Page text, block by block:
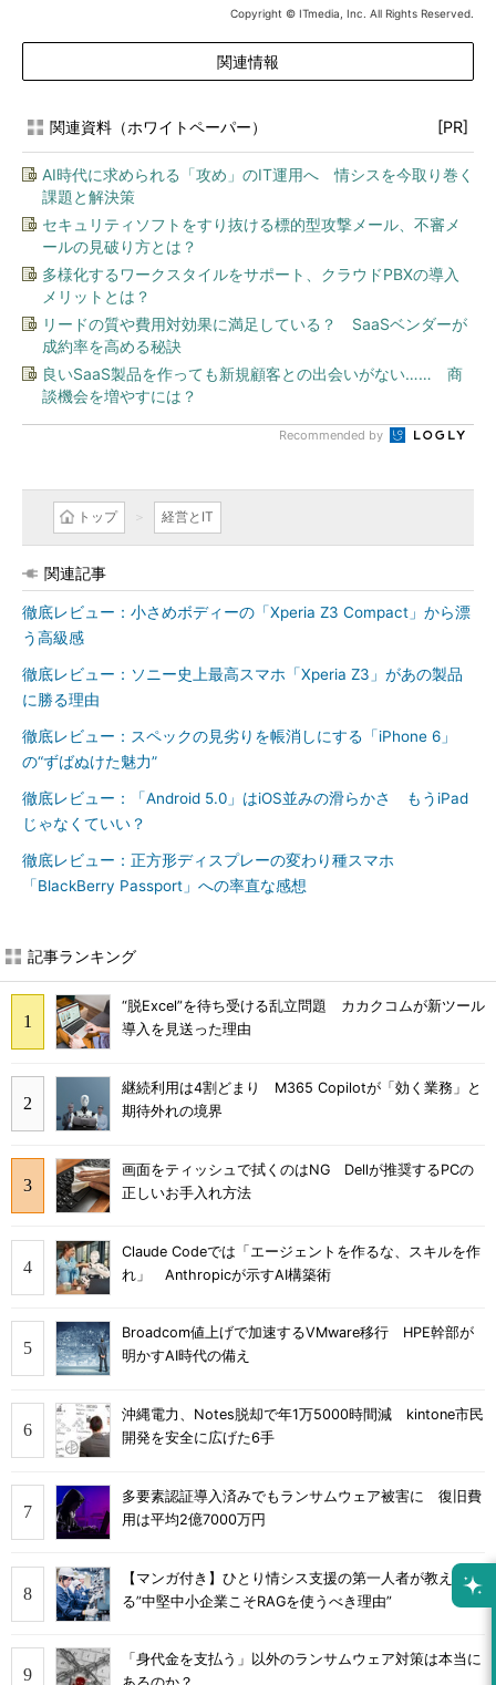
Copyright © ITmedia, Inc. All Rights Reserved.
関連情報
関連資料（ホワイトペーパー） [PR]
AI時代に求められる「攻め」のIT運用へ 情シスを今取り巻く
課題と解決策
セキュリティソフトをすり抜ける標的型攻撃メール、不審メ
ールの見破り方とは？
多様化するワークスタイルをサポート、クラウドPBXの導入
メリットとは？
リードの質や費用対効果に満足している？ SaaSベンダーが
成約率を高める秘訣
良いSaaS製品を作っても新規顧客との出会いがない…… 商
談機会を増やすには？
Recommended by
トップ 経営とIT
関連記事
徹底レビュー：小さめボディーの「Xperia Z3 Compact」から漂
う高級感
徹底レビュー：ソニー史上最高スマホ「Xperia Z3」があの製品
に勝る理由
徹底レビュー：スペックの見劣りを帳消しにする「iPhone 6」
の“ずばぬけた魅力”
徹底レビュー：「Android 5.0」はiOS並みの滑らかさ もうiPad
じゃなくていい？
徹底レビュー：正方形ディスプレーの変わり種スマホ
「BlackBerry Passport」への率直な感想
記事ランキング
“脱Excel”を待ち受ける乱立問題 カカクコムが新ツール
導入を見送った理由
継続利用は4割どまり M365 Copilotが「効く業務」と
期待外れの境界
画面をティッシュで拭くのはNG Dellが推奨するPCの
正しいお手入れ方法
Claude Codeでは「エージェントを作るな、スキルを作
れ」 Anthropicが示すAI構築術
Broadcom値上げで加速するVMware移行 HPE幹部が
明かすAI時代の備え
沖縄電力、Notes脱却で年1万5000時間減 kintone市民
開発を安全に広げた6手
多要素認証導入済みでもランサムウェア被害に 復旧費
用は平均2億7000万円
【マンガ付き】ひとり情シス支援の第一人者が教え
る”中堅中小企業こそRAGを使うべき理由”
「身代金を支払う」以外のランサムウェア対策は本当に